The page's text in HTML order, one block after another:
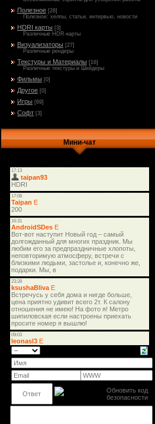
Полезное [28]
Полезное: хелпы, статьи, интервью, новости
HDRI карты [3]
Различные HDR-карты
Визуализаторы [27]
Различные рендеры
Текстуры и Материалы [16]
Различные текстуры и Шейдеры
Фильмы [0]
Другое [0]
Игры [69]
Софт [3]
Мини-чат